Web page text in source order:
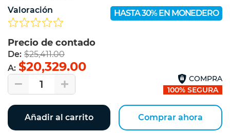
Valoración
Precio de contado
De: $25,411.00
A: $20,329.00
1
HASTA 30% EN MONEDERO
COMPRA
100% SEGURA
Añadir al carrito Comprar ahora